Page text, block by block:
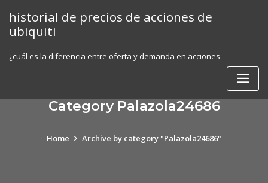
content
historial de precios de acciones de
ubiquiti
¿cuál es la diferencia entre oferta y demanda en acciones_
Category Palazola24686
Home Archive by category "Palazola24686"